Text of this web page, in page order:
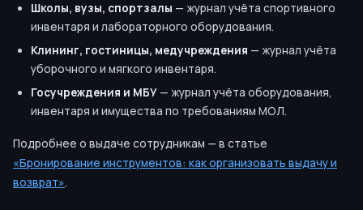
Школы, вузы, спортзалы — журнал учёта спортивного
инвентаря и лабораторного оборудования.
Клининг, гостиницы, медучреждения — журнал учёта
уборочного и мягкого инвентаря.
Госучреждения и МБУ — журнал учёта оборудования,
инвентаря и имущества по требованиям МОЛ.
Подробнее о выдаче сотрудникам — в статье
«Бронирование инструментов: как организовать выдачу и
возврат».